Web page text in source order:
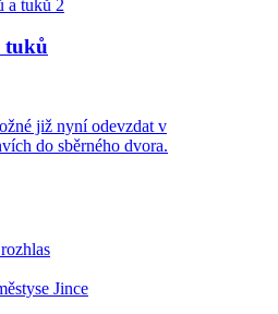
tuků
již nyní odevzdat v
do sběrného dvora.
Jince